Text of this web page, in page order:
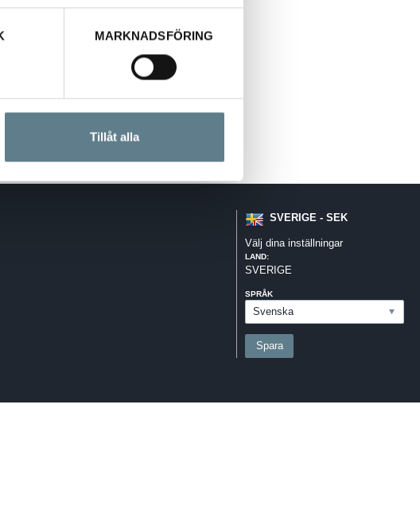
MARKNADSFÖRING
Tillåt alla
SVERIGE - SEK
Välj dina inställningar
LAND:
SVERIGE
SPRÅK